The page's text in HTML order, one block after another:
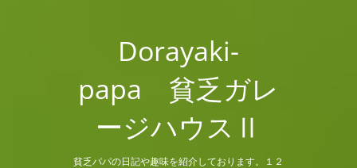
Dorayaki-
papa 貧乏ガレ
ージハウスⅡ
貧乏パパの日記や趣味を紹介しております。１２